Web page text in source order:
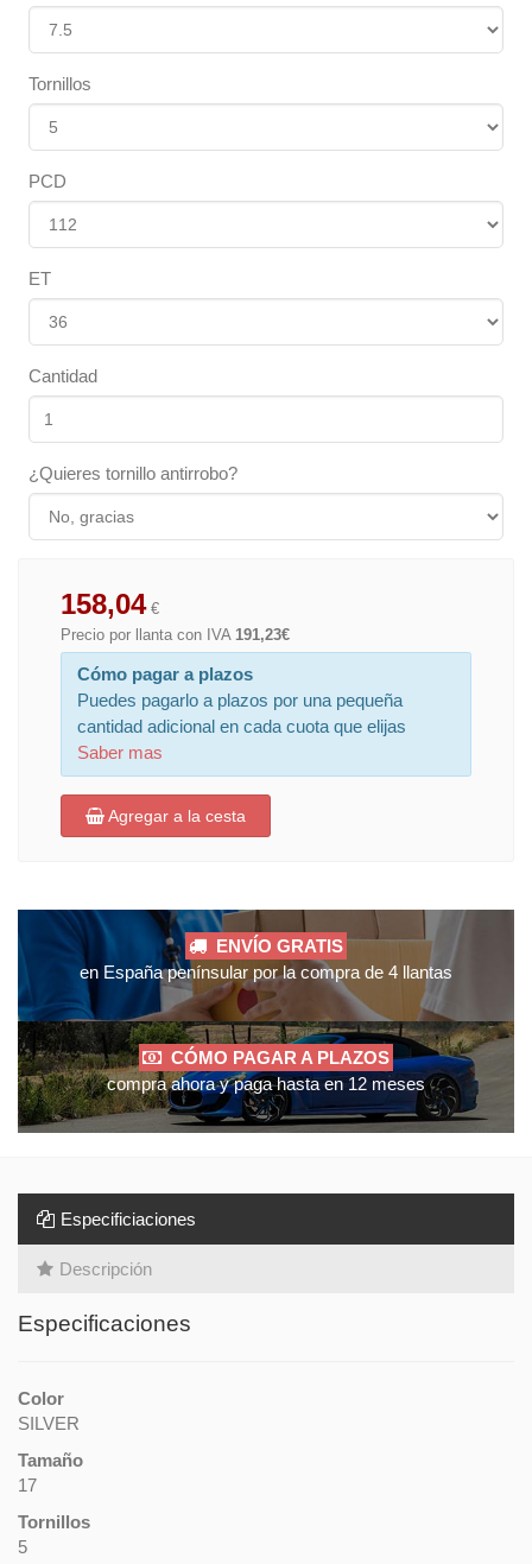
Tornillos
PCD
ET
Cantidad
¿Quieres tornillo antirrobo?
158,04 €
Precio por llanta con IVA 191,23€
Cómo pagar a plazos
Puedes pagarlo a plazos por una pequeña
cantidad adicional en cada cuota que elijas
Saber mas
Agregar a la cesta
ENVÍO GRATIS
en España penínsular por la compra de 4 llantas
CÓMO PAGAR A PLAZOS
compra ahora y paga hasta en 12 meses
Especificiaciones
Descripción
Especificaciones
Color
SILVER
Tamaño
17
Tornillos
5